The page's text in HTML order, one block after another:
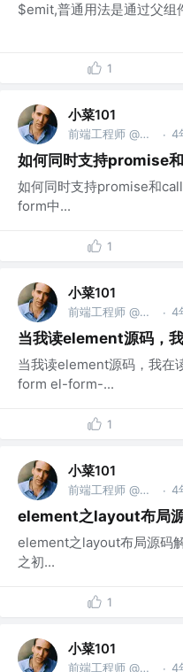
$emit,普通用法是通过父组
1
小菜101
前端工程师 @微信公众号：小菜101 · 4
如何同时支持promise
如何同时支持promise和
form中...
1
小菜101
前端工程师 @微信公众号：小菜101 · 4
当我读element源码，我
当我读element源码，我在
form el-form-...
1
小菜101
前端工程师 @微信公众号：小菜101 · 4
element之layout布局
element之layout布局源码
之初...
1
小菜101
前端工程师 @微信公众号：小菜101 · 4